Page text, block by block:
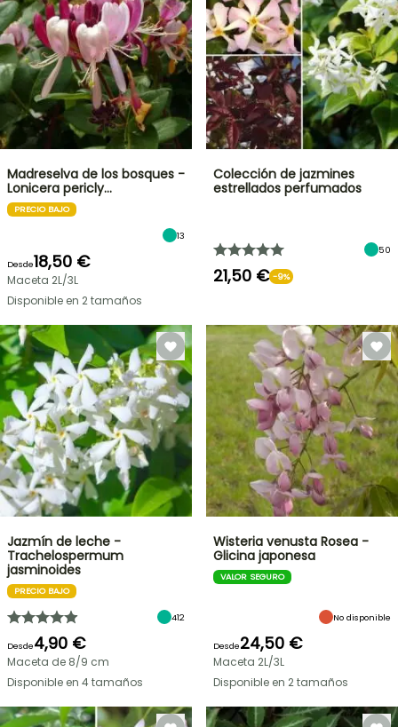
Madreselva de los bosques -
Lonicera pericly…
PRECIO BAJO
13
Desde18,50 €
Maceta 2L/3L
Disponible en 2 tamaños
Colección de jazmines
estrellados perfumados
50
21,50 € -9%
Jazmín de leche -
Trachelospermum
jasminoides
PRECIO BAJO
412
Desde4,90 €
Maceta de 8/9 cm
Disponible en 4 tamaños
Wisteria venusta Rosea -
Glicina japonesa
VALOR SEGURO
No disponible
Desde24,50 €
Maceta 2L/3L
Disponible en 2 tamaños